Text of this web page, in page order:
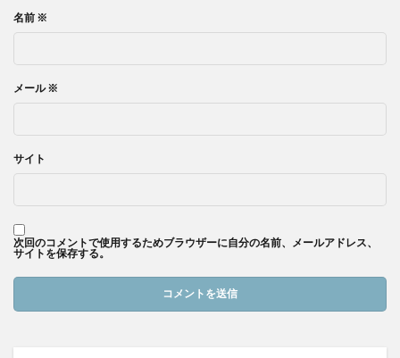
名前 ※
メール※
サイト
次回のコメントで使用するためブラウザーに自分の名前、メールアドレス、
サイトを保存する。